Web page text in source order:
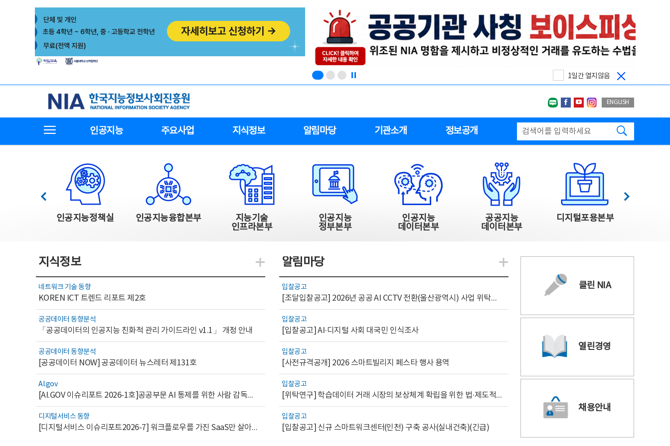
1일간 열지않음
한국지능정보사회진흥원
네이버블로그
페이스북
유투브인스타그랩
ENGLISH
인공지능 주요사업 지식정보 알림마당 기관소개 정보공개
한국지능정보사회진흥원 주요사업
인공지능정책실 인공지능융합본부
지능기술
인프라본부
인공지능
정부본부
인공지능
데이터본부
공공지능
데이터본부
디지털포용본부
이전 다음
지식정보
네트워크 기술 동향
KOREN ICT 트렌드 리포트 제2호
공공데이터 동향분석
「공공데이터의 인공지능 친화적 관리 가이드라인 v1.1」 개정 안내
공공데이터 동향분석
[공공데이터 NOW] 공공데이터 뉴스레터 제131호
AI.gov
[AI.GOV 이슈리포트 2026-1호]공공부문 AI 통제를 위한 사람 감독의 해외 사례 분석 및 시사점
디지털서비스 동향
[디지털서비스 이슈리포트2026-7] 워크플로우를 가진 SaaS만 살아남는다
지식관련 더보기
알림마당
입찰공고
[조달입찰공고] 2026년 공공 AI CCTV 전환(울산광역시) 사업 위탁감리
입찰공고
[입찰공고] AI·디지털 사회 대국민 인식조사
입찰공고
[사전규격공개] 2026 스마트빌리지 페스타 행사 용역
입찰공고
[위탁연구] 학습데이터 거래 시장의 보상체계 확립을 위한 법·제도적 검토 방안 연구
입찰공고
[입찰공고] 신규 스마트워크센터(인천) 구축 공사(실내건축)(긴급)
알림관련 더보기
클린 NIA
열린경영
채용안내